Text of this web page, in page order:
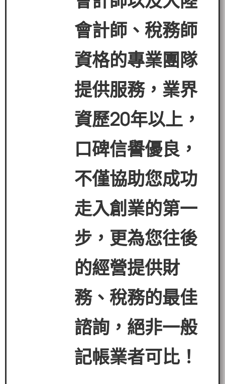
會計師、稅務師
資格的專業團隊
提供服務，業界
資歷20年以上，
口碑信譽優良，
不僅協助您成功
走入創業的第一
步，更為您往後
的經營提供財
務、稅務的最佳
諮詢，絕非一般
記帳業者可比！